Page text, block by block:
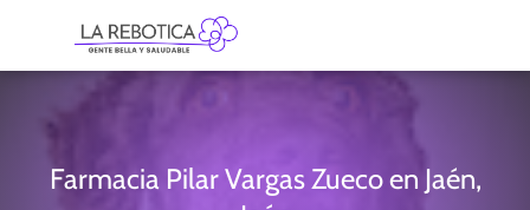
Farmacia Pilar Vargas Zueco en Jaén,